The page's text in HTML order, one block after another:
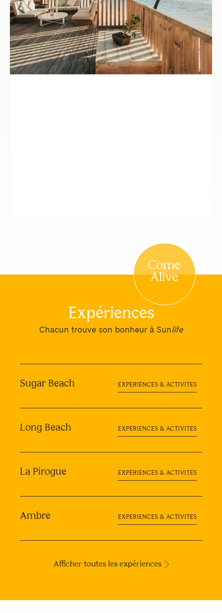
Come
Alive
Expériences
Chacun trouve son bonheur à Sunlife
Sugar Beach EXPERIENCES & ACTIVITES
Long Beach EXPERIENCES & ACTIVITES
La Pirogue EXPÉRIENCES & ACTIVITÉS
Ambre EXPERIENCES & ACTIVITES
Afficher toutes les expériences